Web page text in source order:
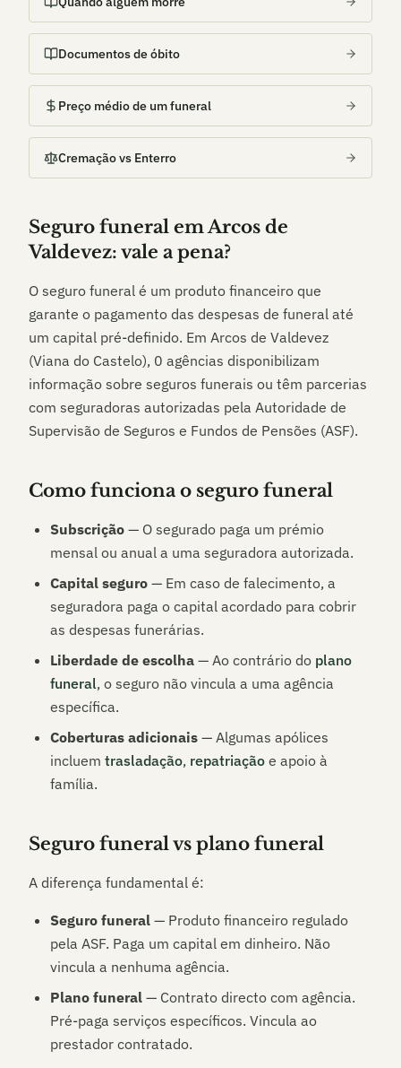
Documentos de óbito
Preço médio de um funeral
Cremação vs Enterro
Seguro funeral emArcos de
Valdevez: vale a pena?
O seguro funeral é um produto financeiro que
garante o pagamento das despesas de funeral até
um capital pré-definido. Em Arcos de Valdevez
(Viana do Castelo), 0 agências disponibilizam
informação sobre seguros funerais ou têm parcerias
com seguradoras autorizadas pela Autoridade de
Supervisão de Seguros e Fundos de Pensões (ASF).
Como funciona o seguro funeral
Subscrição — O segurado paga um prémio
mensal ou anual a uma seguradora autorizada.
Capital seguro — Em caso de falecimento, a
seguradora paga o capital acordado para cobrir
as despesas funerárias.
Liberdade de escolha — Ao contrário do plano
funeral, o seguro não vincula a uma agência
específica.
Coberturas adicionais — Algumas apólices
incluem trasladação, repatriação e apoio à
família.
Seguro funeral vs plano funeral
A diferença fundamental é:
Seguro funeral — Produto financeiro regulado
pela ASF. Paga um capital em dinheiro. Não
vincula a nenhuma agência.
Plano funeral — Contrato directo com agência.
Pré-paga serviços específicos. Vincula ao
prestador contratado.